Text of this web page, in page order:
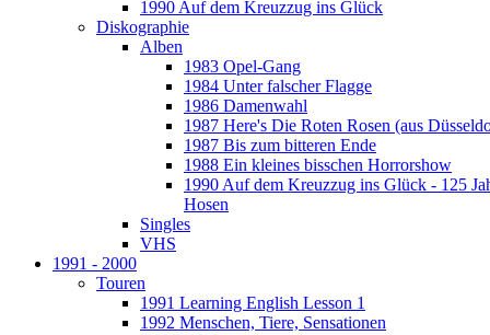
1990 Auf dem Kreuzzug ins Glück
Diskographie
Alben
1983 Opel-Gang
1984 Unter falscher Flagge
1986 Damenwahl
1987 Here's Die Roten Rosen (aus
1987 Bis zum bitteren Ende
1988 Ein kleines bisschen Horrorshow
1990 Auf dem Kreuzzug ins Glück - 125
Hosen
Singles
VHS
1991 - 2000
Touren
1991 Learning English Lesson 1
1992 Menschen, Tiere, Sensationen